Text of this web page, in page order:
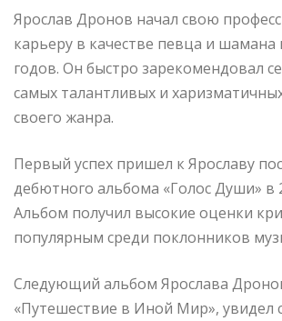
Ярослав Дронов начал свою
карьеру в качестве певца и шамана
годов. Он быстро зарекомендовал
самых талантливых и
своего жанра.
Первый успех пришел к Ярославу
дебютного альбома «Голос Души» в
Альбом получил высокие оценки
популярным среди поклонников
Следующий альбом Ярослава
«Путешествие в Иной Мир», увидел